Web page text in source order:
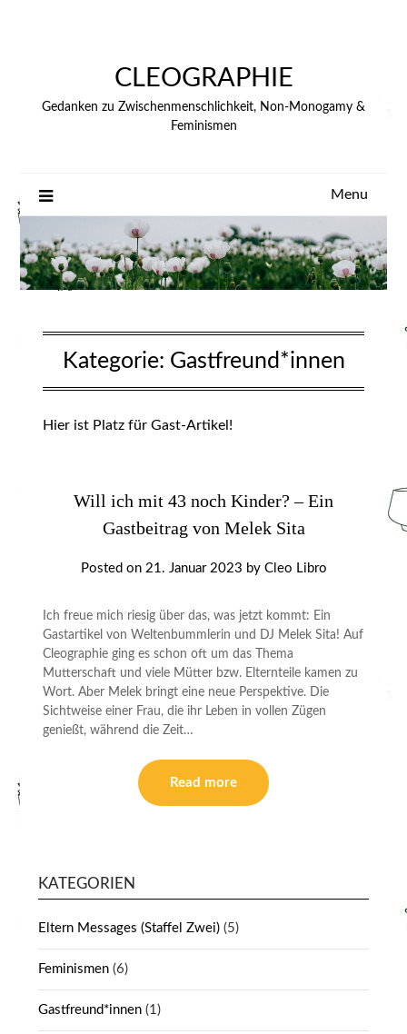
CLEOGRAPHIE
Gedanken zu Zwischenmenschlichkeit, Non-Monogamy &
Feminismen
Menu
Kategorie: Gastfreund*innen
Hier ist Platz für Gast-Artikel!
Will ich mit 43 noch Kinder? – Ein
Gastbeitrag von Melek Sita
Posted on 21. Januar 2023 by Cleo Libro
Ich freue mich riesig über das, was jetzt kommt: Ein
Gastartikel von Weltenbummlerin und DJ Melek Sita! Auf
Cleographie ging es schon oft um das Thema
Mutterschaft und viele Mütter bzw. Elternteile kamen zu
Wort. Aber Melek bringt eine neue Perspektive. Die
Sichtweise einer Frau, die ihr Leben in vollen Zügen
genießt, während die Zeit…
Read more
KATEGORIEN
Eltern Messages (Staffel Zwei) (5)
Feminismen (6)
Gastfreund*innen (1)